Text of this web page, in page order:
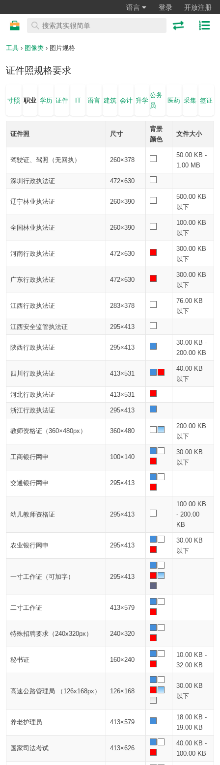
语言 登录 开放注册
工具 › 图像类 › 图片规格
证件照规格要求
寸照 职业 学历 证件 IT 语言 建筑 会计 升学
公务
员
医药 采集 签证
证件照 尺寸
背景
颜色
文件大小
驾驶证、驾照（无回执） 260×378
50.00 KB -
1.00 MB
深圳行政执法证 472×630
辽宁林业执法证 260×390
500.00 KB
以下
全国林业执法证 260×390
100.00 KB
以下
河南行政执法证 472×630
300.00 KB
以下
广东行政执法证 472×630
300.00 KB
以下
江西行政执法证 283×378
76.00 KB
以下
江西安全监管执法证 295×413
陕西行政执法证 295×413
30.00 KB -
200.00 KB
四川行政执法证 413×531
40.00 KB
以下
河北行政执法证 413×531
浙江行政执法证 295×413
教师资格证（360×480px） 360×480
200.00 KB
以下
工商银行网申 100×140
30.00 KB
以下
交通银行网申 295×413
幼儿教师资格证 295×413
100.00 KB
- 200.00
KB
农业银行网申 295×413
30.00 KB
以下
一寸工作证（可加字） 295×413
二寸工作证 413×579
特殊招聘要求（240x320px） 240×320
秘书证 160×240
10.00 KB -
32.00 KB
高速公路管理局 （126x168px） 126×168
30.00 KB
以下
养老护理员 413×579
18.00 KB -
19.00 KB
国家司法考试 413×626
40.00 KB -
100.00 KB